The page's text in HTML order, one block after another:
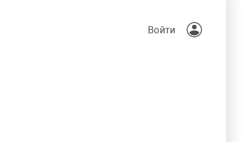
Войти